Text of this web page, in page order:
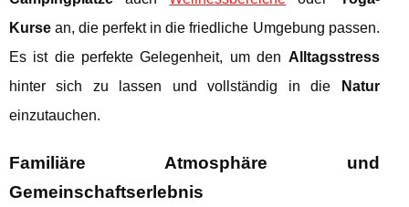
Kurse an, die perfekt in die friedliche Umgebung passen.
Es ist die perfekte Gelegenheit, um den Alltagsstress
hinter sich zu lassen und vollständig in die
Natur
einzutauchen.
Familiäre Atmosphäre und
Gemeinschaftserlebnis